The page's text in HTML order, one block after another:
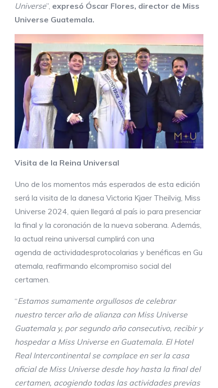
Universe”, expresó Óscar Flores, director de Miss
Universe Guatemala.
Visita de la Reina Universal
Uno de los momentos más esperados de esta edición
será la visita de la danesa Victoria Kjaer Theilvig, Miss
Universe 2024, quien llegará al país io para presenciar
la final y la coronación de la nueva soberana. Además,
la actual reina universal cumplirá con una
agenda de actividadesprotocolarias y benéficas en Gu
atemala, reafirmando elcompromiso social del
certamen.
“Estamos sumamente orgullosos de celebrar
nuestro tercer año de alianza con Miss Universe
Guatemala y, por segundo año consecutivo, recibir y
hospedar a Miss Universe en Guatemala. El Hotel
Real Intercontinental se complace en ser la casa
oficial de Miss Universe desde hoy hasta la final del
certamen, acogiendo todas las actividades previas